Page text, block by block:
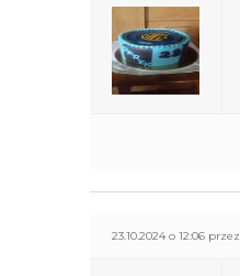
23.10.2024 o 12:06 przez